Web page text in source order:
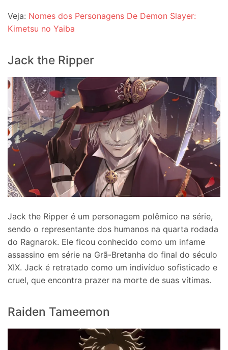
Veja: Nomes dos Personagens De Demon Slayer:
Kimetsu no Yaiba
Jack the Ripper
Jack the Ripper é um personagem polêmico na série,
sendo o representante dos humanos na quarta rodada
do Ragnarok. Ele ficou conhecido como um infame
assassino em série na Grã-Bretanha do final do século
XIX. Jack é retratado como um indivíduo sofisticado e
cruel, que encontra prazer na morte de suas vítimas.
Raiden Tameemon